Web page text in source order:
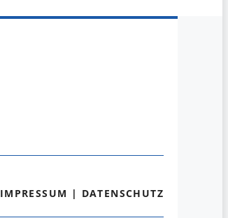
IMPRESSUM | DATENSCHUTZ